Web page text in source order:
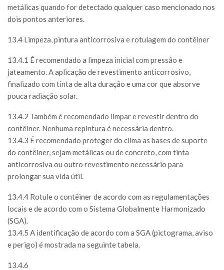
metálicas quando for detectado qualquer caso mencionado nos
dois pontos anteriores.
13.4 Limpeza, pintura anticorrosiva e rotulagem do contêiner
13.4.1 É recomendado a limpeza inicial com pressão e
jateamento. A aplicação de revestimento anticorrosivo,
finalizado com tinta de alta duração e uma cor que absorve
pouca radiação solar.
13.4.2 Também é recomendado limpar e revestir dentro do
contêiner. Nenhuma repintura é necessária dentro.
13.4.3 É recomendado proteger do clima as bases de suporte
do contêiner, sejam metálicas ou de concreto, com tinta
anticorrosiva ou outro revestimento necessário para
prolongar sua vida útil.
13.4.4 Rotule o contêiner de acordo com as regulamentações
locais e de acordo com o Sistema Globalmente Harmonizado
(SGA).
13.4.5 A identificação de acordo com a SGA (pictograma, aviso
e perigo) é mostrada na seguinte tabela.
13.4.6